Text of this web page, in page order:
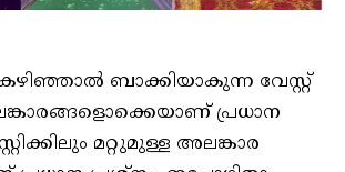
ബാക്കിയാകുന്ന വേസ്റ്റ്
പ്രധാന
മറ്റുമുള്ള അലങ്കാര